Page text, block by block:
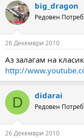
big_dragon
Редовен
26 Декември 2010
Аз залагам на
http://
D didarai
Редовен
26 Декември 2010